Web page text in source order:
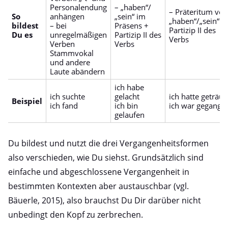
So
bildest
Du es
Personalendung
anhängen
– bei
unregelmäßigen
Verben
Stammvokal
und andere
Laute abändern
– „haben“/
„sein“ im
Präsens +
Partizip II des
Verbs
– Präteritum von
„haben“/„sein“ +
Partizip II des
Verbs
Beispiel
ich suchte
ich fand
ich habe
gelacht
ich bin
gelaufen
ich hatte
ich war
Du bildest und nutzt die drei Vergangenheitsformen
also verschieden, wie Du siehst. Grundsätzlich sind
einfache und abgeschlossene Vergangenheit in
bestimmten Kontexten aber austauschbar (vgl.
Bäuerle, 2015), also brauchst Du Dir darüber nicht
unbedingt den Kopf zu zerbrechen.